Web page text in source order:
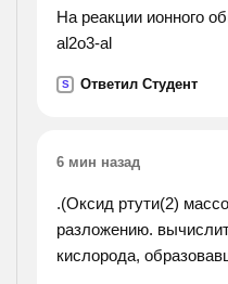
На реакции ионного
al2o3-al
S Ответил Студент
6 мин назад
.(Оксид ртути(2)
разложению.
кислорода,